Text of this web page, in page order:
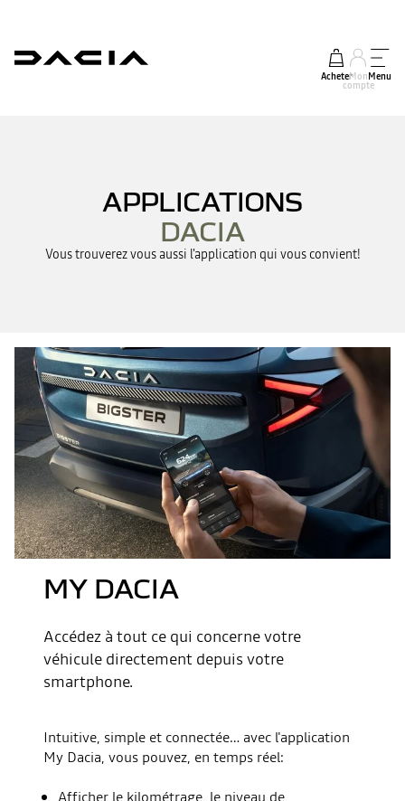
AcheterMon
compte
Menu
APPLICATIONS
DACIA
Vous trouverez vous aussi l'application qui vous convient!
MY DACIA
Accédez à tout ce qui concerne votre
véhicule directement depuis votre
smartphone.
Intuitive, simple et connectée… avec l'application
My Dacia, vous pouvez, en temps réel:
Afficher le kilométrage, le niveau de